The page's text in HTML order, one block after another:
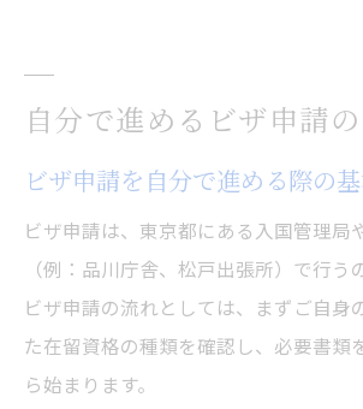
自分で進めるビザ申請
ビザ申請を自分で進める際の
ビザ申請は、東京都にある入国管理局
（例：品川庁舎、松戸出張所）で行う
ビザ申請の流れとしては、まずご自身
た在留資格の種類を確認し、必要書類
ら始まります。